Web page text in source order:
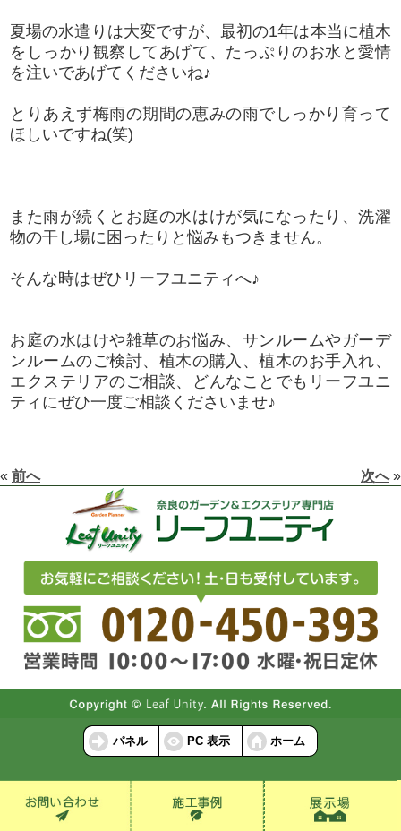
夏場の水遣りは大変ですが、最初の1年は本当に植木
をしっかり観察してあげて、たっぷりのお水と愛情
を注いであげてくださいね♪
とりあえず梅雨の期間の恵みの雨でしっかり育って
ほしいですね(笑)
また雨が続くとお庭の水はけが気になったり、洗濯
物の干し場に困ったりと悩みもつきません。
そんな時はぜひリーフユニティへ♪
お庭の水はけや雑草のお悩み、サンルームやガーデ
ンルームのご検討、植木の購入、植木のお手入れ、
エクステリアのご相談、どんなことでもリーフユニ
ティにぜひ一度ご相談くださいませ♪
« 前へ 次へ»
パネル PC 表示 ホーム